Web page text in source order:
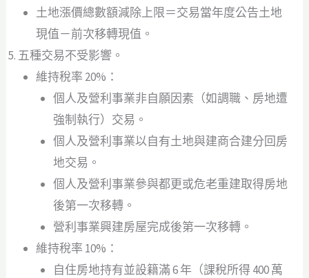
土地漲價總數額減除上限＝交易當年度公告土地
現值－前次移轉現值。
五種交易不受影響。
維持稅率 20%：
個人及營利事業非自願因素（如調職、房地遭
強制執行）交易。
個人及營利事業以自有土地與建商合建分回房
地交易。
個人及營利事業參與都更或危老重建取得房地
後第一次移轉。
營利事業興建房屋完成後第一次移轉。
維持稅率 10%：
自住房地持有並設籍滿 6 年（課稅所得 400 萬